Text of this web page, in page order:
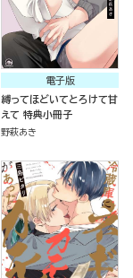
電子版
縛ってほどいてとろけて甘
えて 特典小冊子
野萩あき